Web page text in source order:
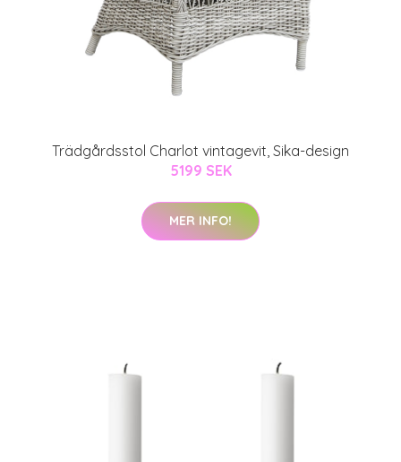
Trädgårdsstol Charlot vintagevit, Sika-design
5199 SEK
MER INFO!